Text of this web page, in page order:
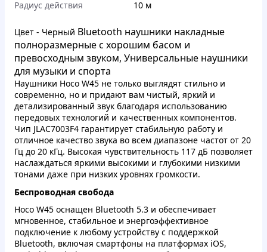
Радиус действия
10 м
Цвет - Черный Bluetooth наушники накладные
полноразмерные с хорошим басом и
превосходным звуком, Универсальные наушники
для музыки и спорта
Наушники Hoco W45 не только выглядят стильно и
современно, но и придают вам чистый, яркий и
детализированный звук благодаря использованию
передовых технологий и качественных компонентов.
Чип JLAC7003F4 гарантирует стабильную работу и
отличное качество звука во всем диапазоне частот от 20
Гц до 20 кГц. Высокая чувствительность 117 дБ позволяет
наслаждаться яркими высокими и глубокими низкими
тонами даже при низких уровнях громкости.
Беспроводная свобода
Hoco W45 оснащен Bluetooth 5.3 и обеспечивает
мгновенное, стабильное и энергоэффективное
подключение к любому устройству с поддержкой
Bluetooth, включая смартфоны на платформах iOS,